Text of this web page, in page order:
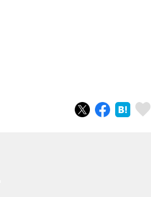
ツイートシェア はてブ